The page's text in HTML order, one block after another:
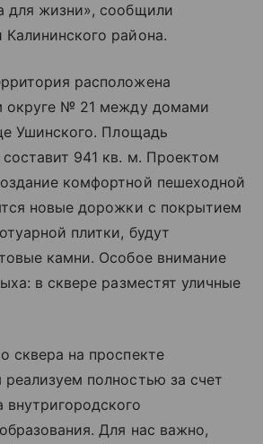
для жизни», сообщили
района.
расположена
округе № 21 между домами
Ушинского. Площадь
составит 941 кв. м. Проектом
комфортной пешеходной
новые дорожки с покрытием
плитки, будут
камни. Особое внимание
в сквере разместят уличные
сквера на проспекте
полностью за счет
Для нас важно,